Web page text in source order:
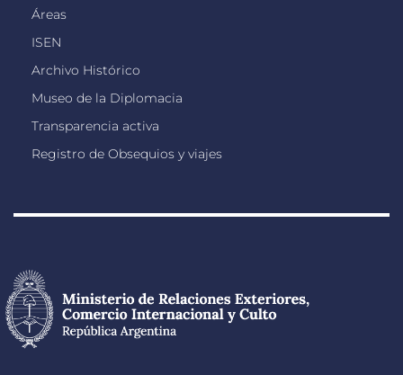
Áreas
ISEN
Archivo Histórico
Museo de la Diplomacia
Transparencia activa
Registro de Obsequios y viajes